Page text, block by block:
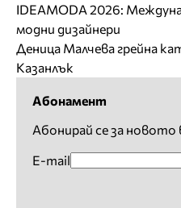
IDEAMODA 2026:
модни дизайнери
Деница Малчева грейна
Казанлък
Абонамент
Абонирай се за новото
E-mail